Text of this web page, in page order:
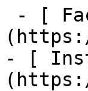
(https://
- [